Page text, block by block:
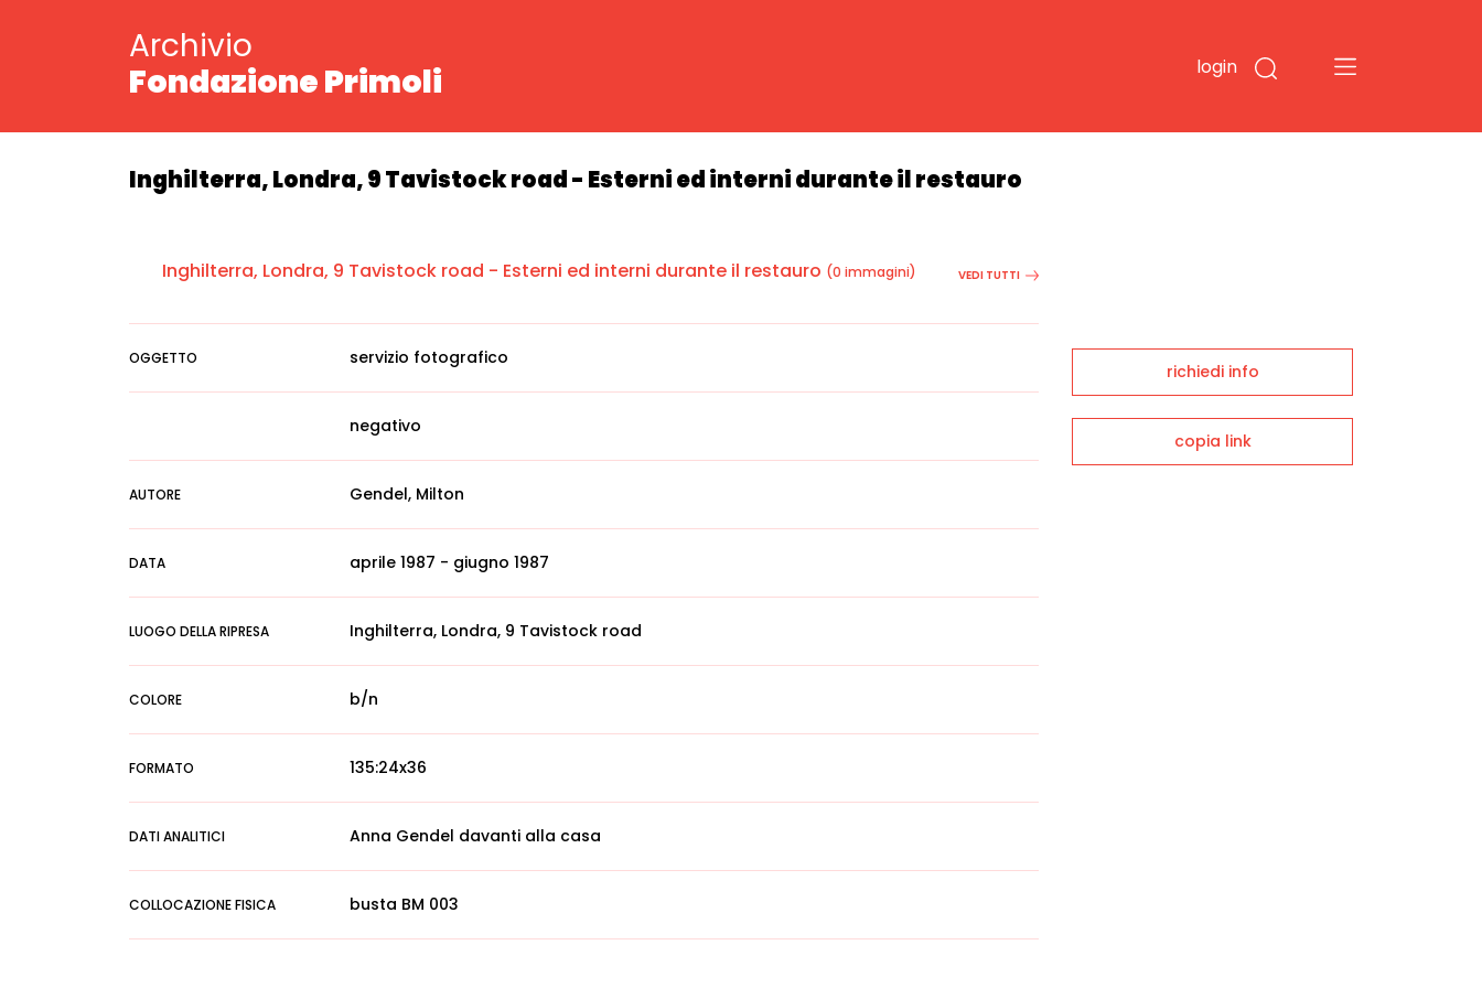
Archivio
Fondazione Primoli
login
Inghilterra, Londra, 9 Tavistock road - Esterni ed interni durante il restauro
Inghilterra, Londra, 9 Tavistock road - Esterni ed interni durante il restauro (0 immagini) VEDI TUTTI
OGGETTO servizio fotografico
negativo
AUTORE Gendel, Milton
DATA aprile 1987 - giugno 1987
LUOGO DELLA RIPRESA Inghilterra, Londra, 9 Tavistock road
COLORE b/n
FORMATO 135:24x36
DATI ANALITICI Anna Gendel davanti alla casa
COLLOCAZIONE FISICA busta BM 003
richiedi info
copia link